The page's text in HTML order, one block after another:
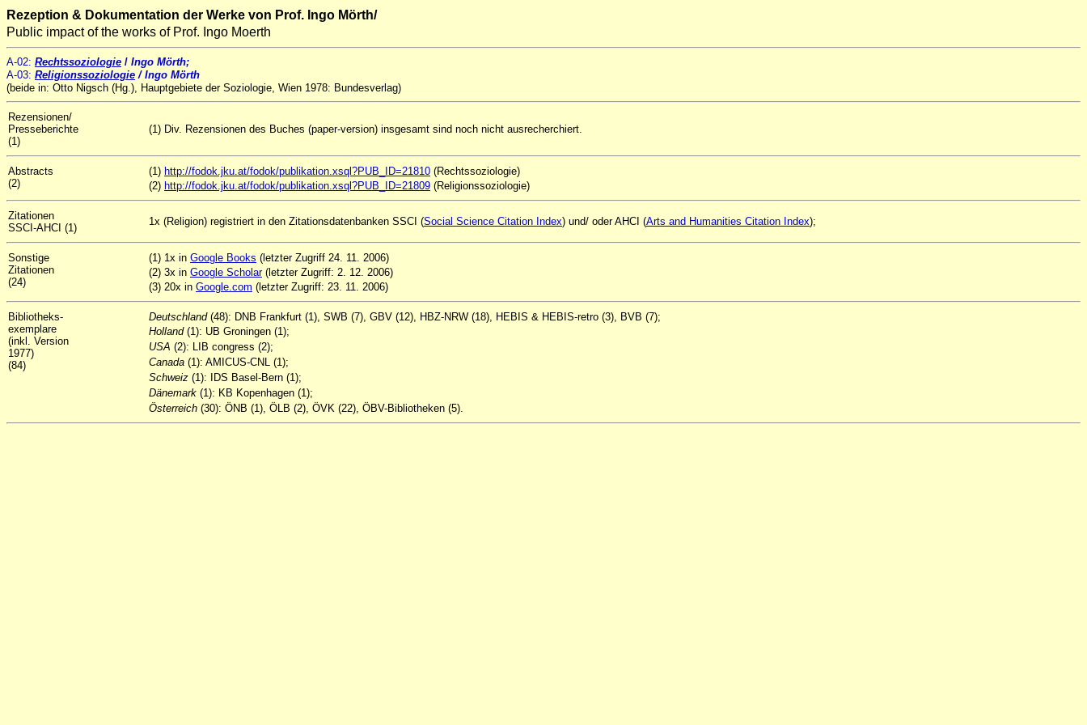
Rezeption & Dokumentation der Werke von Prof. Ingo Mörth/
Public impact of the works of Prof. Ingo Moerth
A-02: Rechtssoziologie / Ingo Mörth;
A-03: Religionssoziologie / Ingo Mörth
(beide in: Otto Nigsch (Hg.), Hauptgebiete der Soziologie, Wien 1978: Bundesverlag)
Rezensionen/
Presseberichte
(1)
(1) Div. Rezensionen des Buches (paper-version) insgesamt sind noch nicht ausrecherchiert.
Abstracts
(2)
(1) http://fodok.jku.at/fodok/publikation.xsql?PUB_ID=21810 (Rechtssoziologie)
(2) http://fodok.jku.at/fodok/publikation.xsql?PUB_ID=21809 (Religionssoziologie)
Zitationen
SSCI-AHCI (1)
1x (Religion) registriert in den Zitationsdatenbanken SSCI (Social Science Citation Index) und/ oder AHCI (Arts and Humanities Citation Index);
Sonstige
Zitationen
(24)
(1) 1x in Google Books (letzter Zugriff 24. 11. 2006)
(2) 3x in Google Scholar(letzter Zugriff: 2. 12. 2006)
(3) 20x in Google.com (letzter Zugriff: 23. 11. 2006)
Bibliotheks-
exemplare
(inkl. Version
1977)
(84)
Deutschland(48): DNB Frankfurt (1), SWB (7), GBV (12), HBZ-NRW (18), HEBIS & HEBIS-retro (3), BVB (7);
Holland(1): UB Groningen (1);
USA (2): LIB congress (2);
Canada (1): AMICUS-CNL (1);
Schweiz (1): IDS Basel-Bern (1);
Dänemark (1): KB Kopenhagen (1);
Österreich (30): ÖNB (1), ÖLB (2), ÖVK (22), ÖBV-Bibliotheken (5).